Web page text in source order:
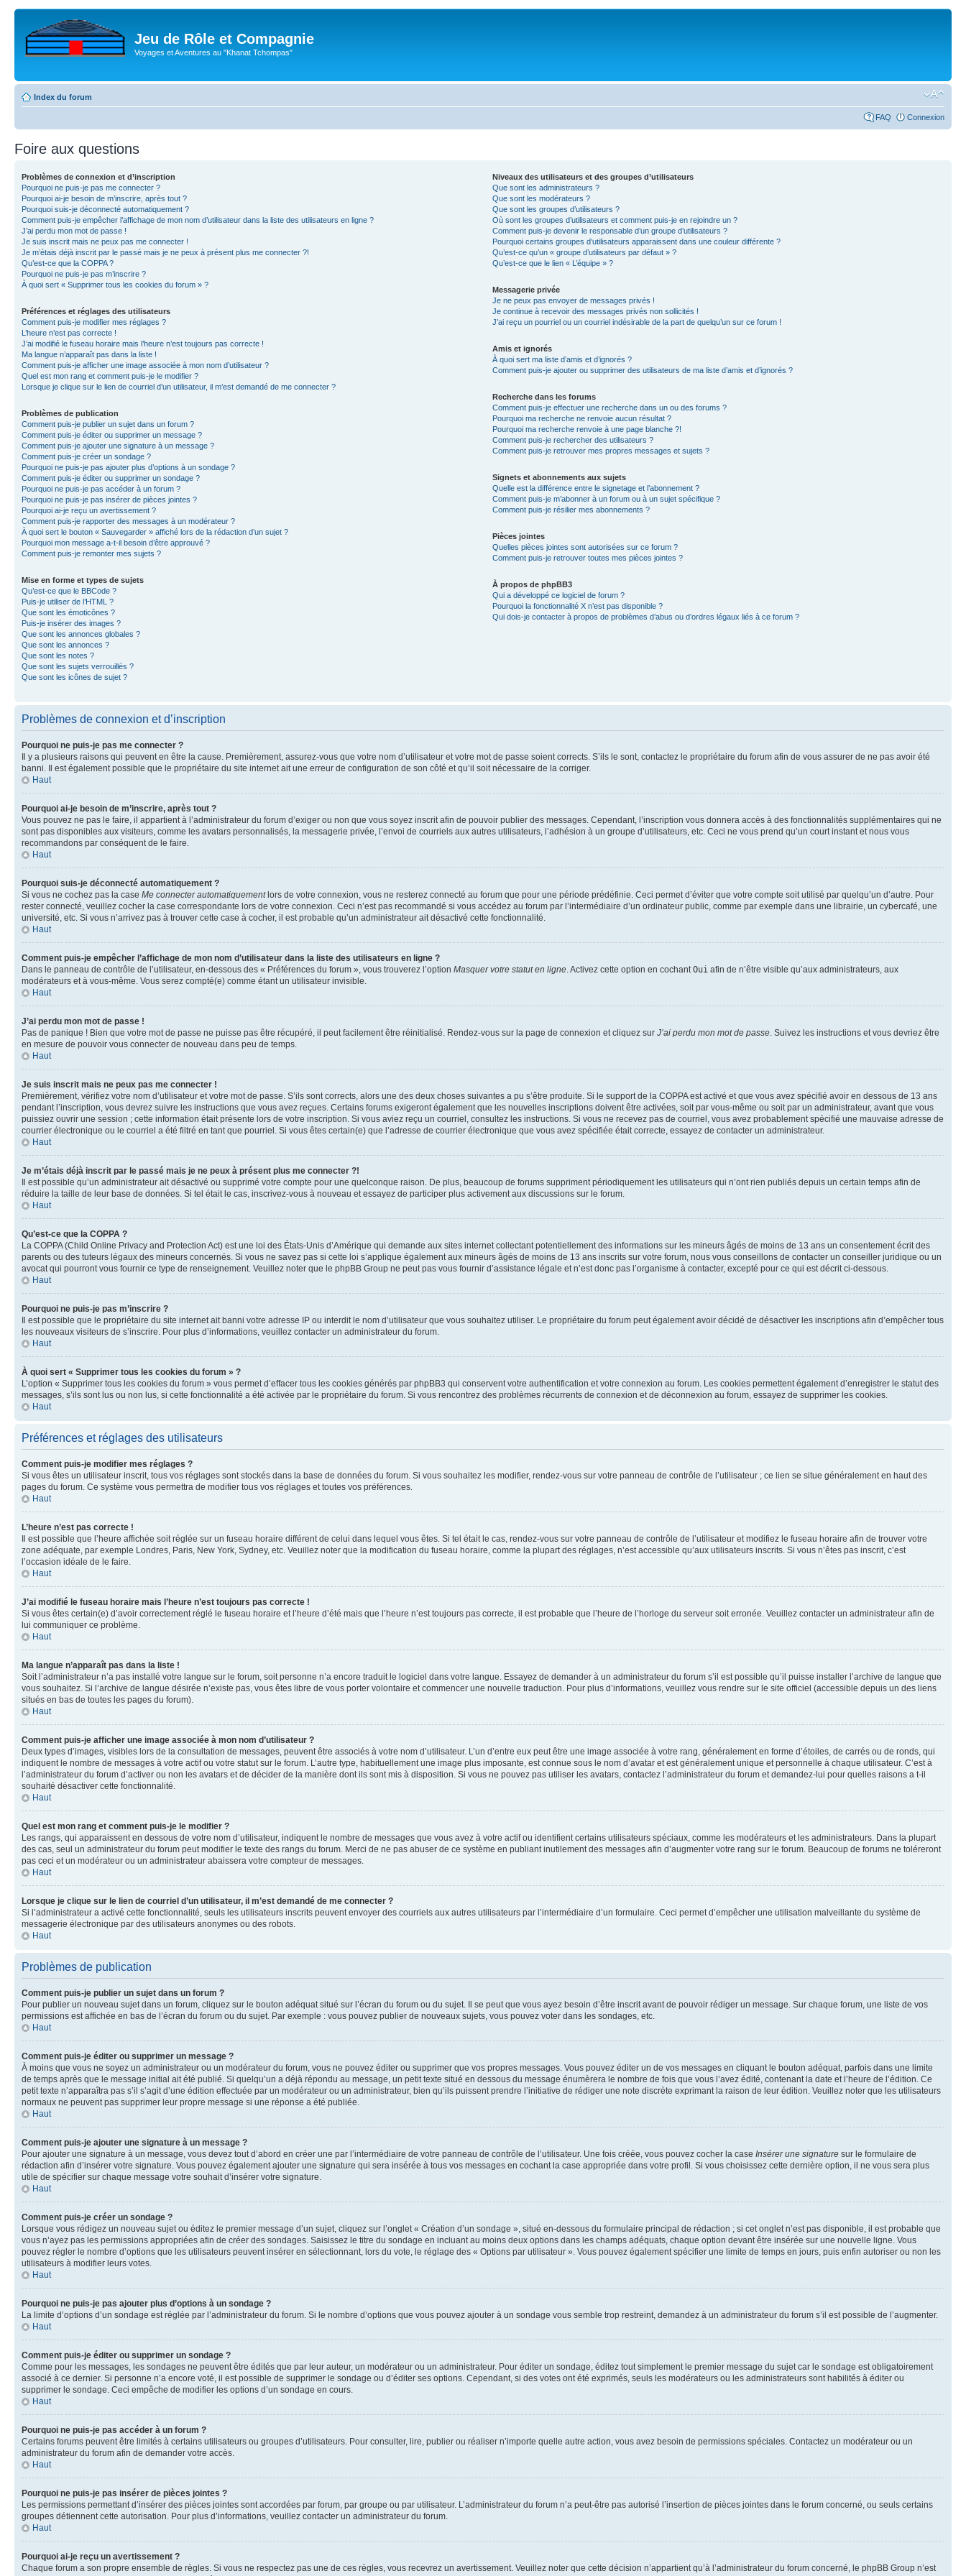
Jeu de Rôle et Compagnie
Voyages et Aventures au "Khanat Tchompas"
Index du forum
FAQ Connexion
Foire aux questions
Problèmes de connexion et d’inscription
Pourquoi ne puis-je pas me connecter ?
Pourquoi ai-je besoin de m’inscrire, après tout ?
Pourquoi suis-je déconnecté automatiquement ?
Comment puis-je empêcher l’affichage de mon nom d’utilisateur dans la liste des utilisateurs en ligne ?
J’ai perdu mon mot de passe !
Je suis inscrit mais ne peux pas me connecter !
Je m’étais déjà inscrit par le passé mais je ne peux à présent plus me connecter ?!
Qu’est-ce que la COPPA ?
Pourquoi ne puis-je pas m’inscrire ?
À quoi sert « Supprimer tous les cookies du forum » ?
Préférences et réglages des utilisateurs
Comment puis-je modifier mes réglages ?
L’heure n’est pas correcte !
J’ai modifié le fuseau horaire mais l’heure n’est toujours pas correcte !
Ma langue n’apparaît pas dans la liste !
Comment puis-je afficher une image associée à mon nom d’utilisateur ?
Quel est mon rang et comment puis-je le modifier ?
Lorsque je clique sur le lien de courriel d’un utilisateur, il m’est demandé de me connecter ?
Problèmes de publication
Comment puis-je publier un sujet dans un forum ?
Comment puis-je éditer ou supprimer un message ?
Comment puis-je ajouter une signature à un message ?
Comment puis-je créer un sondage ?
Pourquoi ne puis-je pas ajouter plus d’options à un sondage ?
Comment puis-je éditer ou supprimer un sondage ?
Pourquoi ne puis-je pas accéder à un forum ?
Pourquoi ne puis-je pas insérer de pièces jointes ?
Pourquoi ai-je reçu un avertissement ?
Comment puis-je rapporter des messages à un modérateur ?
À quoi sert le bouton « Sauvegarder » affiché lors de la rédaction d’un sujet ?
Pourquoi mon message a-t-il besoin d’être approuvé ?
Comment puis-je remonter mes sujets ?
Mise en forme et types de sujets
Qu’est-ce que le BBCode ?
Puis-je utiliser de l’HTML ?
Que sont les émoticônes ?
Puis-je insérer des images ?
Que sont les annonces globales ?
Que sont les annonces ?
Que sont les notes ?
Que sont les sujets verrouillés ?
Que sont les icônes de sujet ?
Niveaux des utilisateurs et des groupes d’utilisateurs
Que sont les administrateurs ?
Que sont les modérateurs ?
Que sont les groupes d’utilisateurs ?
Où sont les groupes d’utilisateurs et comment puis-je en rejoindre un ?
Comment puis-je devenir le responsable d’un groupe d’utilisateurs ?
Pourquoi certains groupes d’utilisateurs apparaissent dans une couleur différente ?
Qu’est-ce qu’un « groupe d’utilisateurs par défaut » ?
Qu’est-ce que le lien « L’équipe » ?
Messagerie privée
Je ne peux pas envoyer de messages privés !
Je continue à recevoir des messages privés non sollicités !
J’ai reçu un pourriel ou un courriel indésirable de la part de quelqu’un sur ce forum !
Amis et ignorés
À quoi sert ma liste d’amis et d’ignorés ?
Comment puis-je ajouter ou supprimer des utilisateurs de ma liste d’amis et d’ignorés ?
Recherche dans les forums
Comment puis-je effectuer une recherche dans un ou des forums ?
Pourquoi ma recherche ne renvoie aucun résultat ?
Pourquoi ma recherche renvoie à une page blanche ?!
Comment puis-je rechercher des utilisateurs ?
Comment puis-je retrouver mes propres messages et sujets ?
Signets et abonnements aux sujets
Quelle est la différence entre le signetage et l’abonnement ?
Comment puis-je m’abonner à un forum ou à un sujet spécifique ?
Comment puis-je résilier mes abonnements ?
Pièces jointes
Quelles pièces jointes sont autorisées sur ce forum ?
Comment puis-je retrouver toutes mes pièces jointes ?
À propos de phpBB3
Qui a développé ce logiciel de forum ?
Pourquoi la fonctionnalité X n’est pas disponible ?
Qui dois-je contacter à propos de problèmes d’abus ou d’ordres légaux liés à ce forum ?
Problèmes de connexion et d’inscription
Pourquoi ne puis-je pas me connecter ?
Il y a plusieurs raisons qui peuvent en être la cause. Premièrement, assurez-vous que votre nom d’utilisateur et votre mot de passe soient corrects. S’ils le sont, contactez le propriétaire du forum afin de vous assurer de ne pas avoir été
banni. Il est également possible que le propriétaire du site internet ait une erreur de configuration de son côté et qu’il soit nécessaire de la corriger.
Haut
Pourquoi ai-je besoin de m’inscrire, après tout ?
Vous pouvez ne pas le faire, il appartient à l’administrateur du forum d’exiger ou non que vous soyez inscrit afin de pouvoir publier des messages. Cependant, l’inscription vous donnera accès à des fonctionnalités supplémentaires qui ne
sont pas disponibles aux visiteurs, comme les avatars personnalisés, la messagerie privée, l’envoi de courriels aux autres utilisateurs, l’adhésion à un groupe d’utilisateurs, etc. Ceci ne vous prend qu’un court instant et nous vous
recommandons par conséquent de le faire.
Haut
Pourquoi suis-je déconnecté automatiquement ?
Si vous ne cochez pas la case Me connecter automatiquementlors de votre connexion, vous ne resterez connecté au forum que pour une période prédéfinie. Ceci permet d’éviter que votre compte soit utilisé par quelqu’un d’autre. Pour
rester connecté, veuillez cocher la case correspondante lors de votre connexion. Ceci n’est pas recommandé si vous accédez au forum par l’intermédiaire d’un ordinateur public, comme par exemple dans une librairie, un cybercafé, une
université, etc. Si vous n’arrivez pas à trouver cette case à cocher, il est probable qu’un administrateur ait désactivé cette fonctionnalité.
Haut
Comment puis-je empêcher l’affichage de mon nom d’utilisateur dans la liste des utilisateurs en ligne ?
Dans le panneau de contrôle de l’utilisateur, en-dessous des « Préférences du forum », vous trouverez l’option Masquer votre statut en ligne . Activez cette option en cochant Oui afin de n’être visible qu’aux administrateurs, aux
modérateurs et à vous-même. Vous serez compté(e) comme étant un utilisateur invisible.
Haut
J’ai perdu mon mot de passe !
Pas de panique ! Bien que votre mot de passe ne puisse pas être récupéré, il peut facilement être réinitialisé. Rendez-vous sur la page de connexion et cliquez sur J’ai perdu mon mot de passe . Suivez les instructions et vous devriez être
en mesure de pouvoir vous connecter de nouveau dans peu de temps.
Haut
Je suis inscrit mais ne peux pas me connecter !
Premièrement, vérifiez votre nom d’utilisateur et votre mot de passe. S’ils sont corrects, alors une des deux choses suivantes a pu s’être produite. Si le support de la COPPA est activé et que vous avez spécifié avoir en dessous de 13 ans
pendant l’inscription, vous devrez suivre les instructions que vous avez reçues. Certains forums exigeront également que les nouvelles inscriptions doivent être activées, soit par vous-même ou soit par un administrateur, avant que vous
puissiez ouvrir une session ; cette information était présente lors de votre inscription. Si vous aviez reçu un courriel, consultez les instructions. Si vous ne recevez pas de courriel, vous avez probablement spécifié une mauvaise adresse de
courrier électronique ou le courriel a été filtré en tant que pourriel. Si vous êtes certain(e) que l’adresse de courrier électronique que vous avez spécifiée était correcte, essayez de contacter un administrateur.
Haut
Je m’étais déjà inscrit par le passé mais je ne peux à présent plus me connecter ?!
Il est possible qu’un administrateur ait désactivé ou supprimé votre compte pour une quelconque raison. De plus, beaucoup de forums suppriment périodiquement les utilisateurs qui n’ont rien publiés depuis un certain temps afin de
réduire la taille de leur base de données. Si tel était le cas, inscrivez-vous à nouveau et essayez de participer plus activement aux discussions sur le forum.
Haut
Qu’est-ce que la COPPA ?
La COPPA (Child Online Privacy and Protection Act) est une loi des États-Unis d’Amérique qui demande aux sites internet collectant potentiellement des informations sur les mineurs âgés de moins de 13 ans un consentement écrit des
parents ou des tuteurs légaux des mineurs concernés. Si vous ne savez pas si cette loi s’applique également aux mineurs âgés de moins de 13 ans inscrits sur votre forum, nous vous conseillons de contacter un conseiller juridique ou un
avocat qui pourront vous fournir ce type de renseignement. Veuillez noter que le phpBB Group ne peut pas vous fournir d’assistance légale et n’est donc pas l’organisme à contacter, excepté pour ce qui est décrit ci-dessous.
Haut
Pourquoi ne puis-je pas m’inscrire ?
Il est possible que le propriétaire du site internet ait banni votre adresse IP ou interdit le nom d’utilisateur que vous souhaitez utiliser. Le propriétaire du forum peut également avoir décidé de désactiver les inscriptions afin d’empêcher tous
les nouveaux visiteurs de s’inscrire. Pour plus d’informations, veuillez contacter un administrateur du forum.
Haut
À quoi sert « Supprimer tous les cookies du forum » ?
L’option « Supprimer tous les cookies du forum » vous permet d’effacer tous les cookies générés par phpBB3 qui conservent votre authentification et votre connexion au forum. Les cookies permettent également d’enregistrer le statut des
messages, s’ils sont lus ou non lus, si cette fonctionnalité a été activée par le propriétaire du forum. Si vous rencontrez des problèmes récurrents de connexion et de déconnexion au forum, essayez de supprimer les cookies.
Haut
Préférences et réglages des utilisateurs
Comment puis-je modifier mes réglages ?
Si vous êtes un utilisateur inscrit, tous vos réglages sont stockés dans la base de données du forum. Si vous souhaitez les modifier, rendez-vous sur votre panneau de contrôle de l’utilisateur ; ce lien se situe généralement en haut des
pages du forum. Ce système vous permettra de modifier tous vos réglages et toutes vos préférences.
Haut
L’heure n’est pas correcte !
Il est possible que l’heure affichée soit réglée sur un fuseau horaire différent de celui dans lequel vous êtes. Si tel était le cas, rendez-vous sur votre panneau de contrôle de l’utilisateur et modifiez le fuseau horaire afin de trouver votre
zone adéquate, par exemple Londres, Paris, New York, Sydney, etc. Veuillez noter que la modification du fuseau horaire, comme la plupart des réglages, n’est accessible qu’aux utilisateurs inscrits. Si vous n’êtes pas inscrit, c’est
l’occasion idéale de le faire.
Haut
J’ai modifié le fuseau horaire mais l’heure n’est toujours pas correcte !
Si vous êtes certain(e) d’avoir correctement réglé le fuseau horaire et l’heure d’été mais que l’heure n’est toujours pas correcte, il est probable que l’heure de l’horloge du serveur soit erronée. Veuillez contacter un administrateur afin de
lui communiquer ce problème.
Haut
Ma langue n’apparaît pas dans la liste !
Soit l’administrateur n’a pas installé votre langue sur le forum, soit personne n’a encore traduit le logiciel dans votre langue. Essayez de demander à un administrateur du forum s’il est possible qu’il puisse installer l’archive de langue que
vous souhaitez. Si l’archive de langue désirée n’existe pas, vous êtes libre de vous porter volontaire et commencer une nouvelle traduction. Pour plus d’informations, veuillez vous rendre sur le site officiel (accessible depuis un des liens
situés en bas de toutes les pages du forum).
Haut
Comment puis-je afficher une image associée à mon nom d’utilisateur ?
Deux types d’images, visibles lors de la consultation de messages, peuvent être associés à votre nom d’utilisateur. L’un d’entre eux peut être une image associée à votre rang, généralement en forme d’étoiles, de carrés ou de ronds, qui
indiquent le nombre de messages à votre actif ou votre statut sur le forum. L’autre type, habituellement une image plus imposante, est connue sous le nom d’avatar et est généralement unique et personnelle à chaque utilisateur. C’est à
l’administrateur du forum d’activer ou non les avatars et de décider de la manière dont ils sont mis à disposition. Si vous ne pouvez pas utiliser les avatars, contactez l’administrateur du forum et demandez-lui pour quelles raisons a t-il
souhaité désactiver cette fonctionnalité.
Haut
Quel est mon rang et comment puis-je le modifier ?
Les rangs, qui apparaissent en dessous de votre nom d’utilisateur, indiquent le nombre de messages que vous avez à votre actif ou identifient certains utilisateurs spéciaux, comme les modérateurs et les administrateurs. Dans la plupart
des cas, seul un administrateur du forum peut modifier le texte des rangs du forum. Merci de ne pas abuser de ce système en publiant inutilement des messages afin d’augmenter votre rang sur le forum. Beaucoup de forums ne toléreront
pas ceci et un modérateur ou un administrateur abaissera votre compteur de messages.
Haut
Lorsque je clique sur le lien de courriel d’un utilisateur, il m’est demandé de me connecter ?
Si l’administrateur a activé cette fonctionnalité, seuls les utilisateurs inscrits peuvent envoyer des courriels aux autres utilisateurs par l’intermédiaire d’un formulaire. Ceci permet d’empêcher une utilisation malveillante du système de
messagerie électronique par des utilisateurs anonymes ou des robots.
Haut
Problèmes de publication
Comment puis-je publier un sujet dans un forum ?
Pour publier un nouveau sujet dans un forum, cliquez sur le bouton adéquat situé sur l’écran du forum ou du sujet. Il se peut que vous ayez besoin d’être inscrit avant de pouvoir rédiger un message. Sur chaque forum, une liste de vos
permissions est affichée en bas de l’écran du forum ou du sujet. Par exemple : vous pouvez publier de nouveaux sujets, vous pouvez voter dans les sondages, etc.
Haut
Comment puis-je éditer ou supprimer un message ?
À moins que vous ne soyez un administrateur ou un modérateur du forum, vous ne pouvez éditer ou supprimer que vos propres messages. Vous pouvez éditer un de vos messages en cliquant le bouton adéquat, parfois dans une limite
de temps après que le message initial ait été publié. Si quelqu’un a déjà répondu au message, un petit texte situé en dessous du message énumèrera le nombre de fois que vous l’avez édité, contenant la date et l’heure de l’édition. Ce
petit texte n’apparaîtra pas s’il s’agit d’une édition effectuée par un modérateur ou un administrateur, bien qu’ils puissent prendre l’initiative de rédiger une note discrète exprimant la raison de leur édition. Veuillez noter que les utilisateurs
normaux ne peuvent pas supprimer leur propre message si une réponse a été publiée.
Haut
Comment puis-je ajouter une signature à un message ?
Pour ajouter une signature à un message, vous devez tout d’abord en créer une par l’intermédiaire de votre panneau de contrôle de l’utilisateur. Une fois créée, vous pouvez cocher la case Insérer une signature sur le formulaire de
rédaction afin d’insérer votre signature. Vous pouvez également ajouter une signature qui sera insérée à tous vos messages en cochant la case appropriée dans votre profil. Si vous choisissez cette dernière option, il ne vous sera plus
utile de spécifier sur chaque message votre souhait d’insérer votre signature.
Haut
Comment puis-je créer un sondage ?
Lorsque vous rédigez un nouveau sujet ou éditez le premier message d’un sujet, cliquez sur l’onglet « Création d’un sondage », situé en-dessous du formulaire principal de rédaction ; si cet onglet n’est pas disponible, il est probable que
vous n’ayez pas les permissions appropriées afin de créer des sondages. Saisissez le titre du sondage en incluant au moins deux options dans les champs adéquats, chaque option devant être insérée sur une nouvelle ligne. Vous
pouvez régler le nombre d’options que les utilisateurs peuvent insérer en sélectionnant, lors du vote, le réglage des « Options par utilisateur ». Vous pouvez également spécifier une limite de temps en jours, puis enfin autoriser ou non les
utilisateurs à modifier leurs votes.
Haut
Pourquoi ne puis-je pas ajouter plus d’options à un sondage ?
La limite d’options d’un sondage est réglée par l’administrateur du forum. Si le nombre d’options que vous pouvez ajouter à un sondage vous semble trop restreint, demandez à un administrateur du forum s’il est possible de l’augmenter.
Haut
Comment puis-je éditer ou supprimer un sondage ?
Comme pour les messages, les sondages ne peuvent être édités que par leur auteur, un modérateur ou un administrateur. Pour éditer un sondage, éditez tout simplement le premier message du sujet car le sondage est obligatoirement
associé à ce dernier. Si personne n’a encore voté, il est possible de supprimer le sondage ou d’éditer ses options. Cependant, si des votes ont été exprimés, seuls les modérateurs ou les administrateurs sont habilités à éditer ou
supprimer le sondage. Ceci empêche de modifier les options d’un sondage en cours.
Haut
Pourquoi ne puis-je pas accéder à un forum ?
Certains forums peuvent être limités à certains utilisateurs ou groupes d’utilisateurs. Pour consulter, lire, publier ou réaliser n’importe quelle autre action, vous avez besoin de permissions spéciales. Contactez un modérateur ou un
administrateur du forum afin de demander votre accès.
Haut
Pourquoi ne puis-je pas insérer de pièces jointes ?
Les permissions permettant d’insérer des pièces jointes sont accordées par forum, par groupe ou par utilisateur. L’administrateur du forum n’a peut-être pas autorisé l’insertion de pièces jointes dans le forum concerné, ou seuls certains
groupes détiennent cette autorisation. Pour plus d’informations, veuillez contacter un administrateur du forum.
Haut
Pourquoi ai-je reçu un avertissement ?
Chaque forum a son propre ensemble de règles. Si vous ne respectez pas une de ces règles, vous recevrez un avertissement. Veuillez noter que cette décision n’appartient qu’à l’administrateur du forum concerné, le phpBB Group n’est